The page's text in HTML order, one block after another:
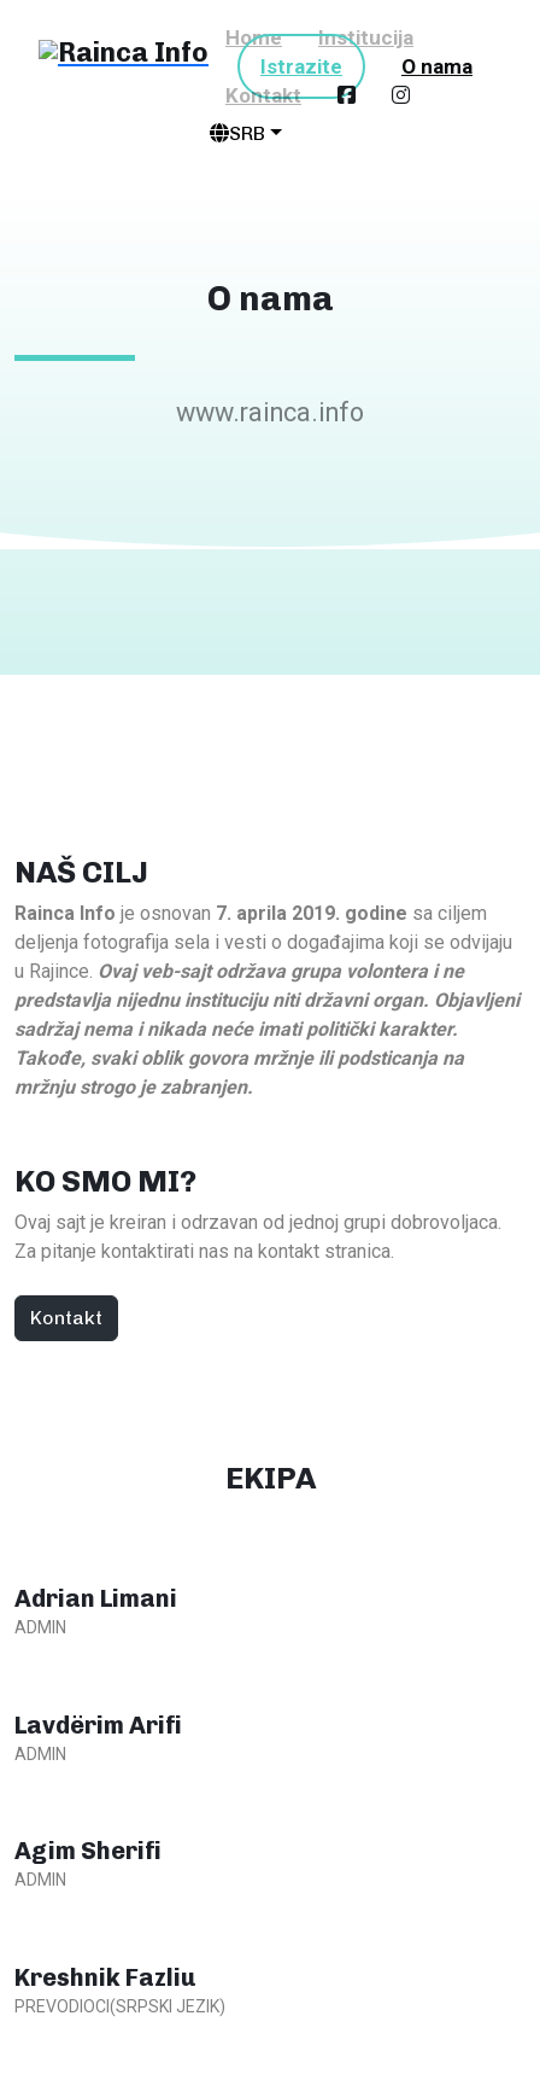
Home
Institucija
Istrazite
O nama
Kontakt
SRB
O nama
www.rainca.info
NAŠ CILJ
Rainca Info je osnovan 7. aprila 2019. godine sa ciljem
deljenja fotografija sela i vesti o događajima koji se odvijaju
u Rajince. Ovaj veb-sajt održava grupa volontera i ne
predstavlja nijednu instituciju niti državni organ. Objavljeni
sadržaj nema i nikada neće imati politički karakter.
Takođe, svaki oblik govora mržnje ili podsticanja na
mržnju strogo je zabranjen.
KO SMO MI?
Ovaj sajt je kreiran i odrzavan od jednoj grupi dobrovoljaca.
Za pitanje kontaktirati nas na kontakt stranica.
Kontakt
EKIPA
Adrian Limani
ADMIN
Lavdërim Arifi
ADMIN
Agim Sherifi
ADMIN
Kreshnik Fazliu
PREVODIOCI(SRPSKI JEZIK)